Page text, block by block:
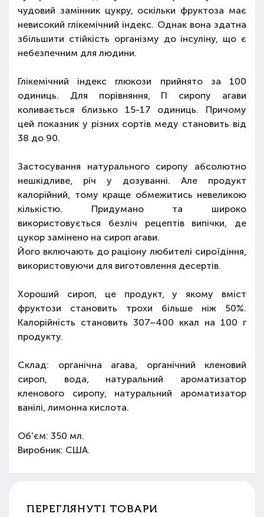
чудовий замінник цукру, оскільки фруктоза має
невисокий глікемічний індекс. Однак вона здатна
збільшити стійкість організму до інсуліну, що є
небезпечним для людини.
Глікемічний індекс глюкози прийнято за 100
одиниць. Для порівняння, ГІ сиропу агави
коливається близько 15-17 одиниць. Причому
цей показник у різних сортів меду становить від
38 до 90.
Застосування натурального сиропу абсолютно
нешкідливе, річ у дозуванні. Але продукт
калорійний, тому краще обмежитись невеликою
кількістю. Придумано та широко
використовується безліч рецептів випічки, де
цукор замінено на сироп агави.
Його включають до раціону любителі сироїдіння,
використовуючи для виготовлення десертів.
Хороший сироп, це продукт, у якому вміст
фруктози становить трохи більше ніж 50%.
Калорійність становить 307–400 ккал на 100 г
продукту.
Склад: органічна агава, органічний кленовий
сироп, вода, натуральний ароматизатор
кленового сиропу, натуральний ароматизатор
ванілі, лимонна кислота.
Об'єм: 350 мл.
Виробник: США.
ПЕРЕГЛЯНУТІ ТОВАРИ